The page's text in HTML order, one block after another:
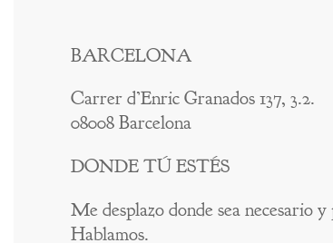
BARCELONA
Carrer d’Enric Granados 137, 3.2.
08008 Barcelona
DONDE TÚ ESTÉS
Me desplazo donde sea necesario
Hablamos.